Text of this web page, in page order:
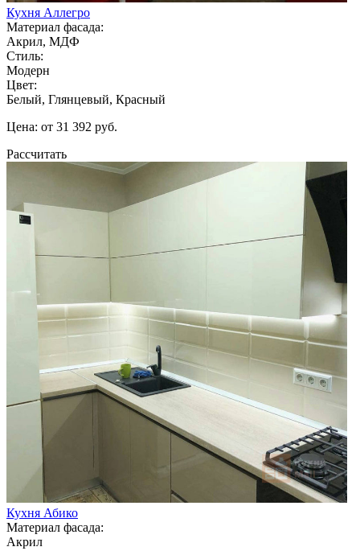
Кухня Аллегро
Материал фасада:
Акрил, МДФ
Стиль:
Модерн
Цвет:
Белый, Глянцевый, Красный
Цена: от 31 392 руб.
Рассчитать
Кухня Абико
Материал фасада:
Акрил